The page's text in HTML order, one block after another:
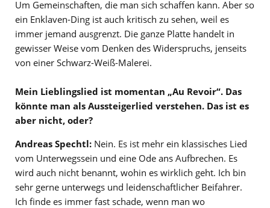
Um Gemeinschaften, die man sich schaffen kann. Aber so
ein Enklaven-Ding ist auch kritisch zu sehen, weil es
immer jemand ausgrenzt. Die ganze Platte handelt in
gewisser Weise vom Denken des Widerspruchs, jenseits
von einer Schwarz-Weiß-Malerei.
Mein Lieblingslied ist momentan „Au Revoir“. Das
könnte man als Aussteigerlied verstehen. Das ist es
aber nicht, oder?
Andreas Spechtl: Nein. Es ist mehr ein klassisches Lied
vom Unterwegssein und eine Ode ans Aufbrechen. Es
wird auch nicht benannt, wohin es wirklich geht. Ich bin
sehr gerne unterwegs und leidenschaftlicher Beifahrer.
Ich finde es immer fast schade, wenn man wo